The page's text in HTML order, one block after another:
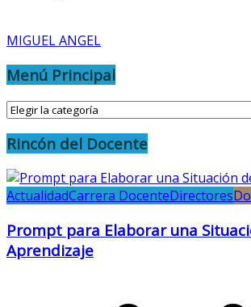
MIGUEL ANGEL
Menú Principal
Menú
Rincón del Docente
ActualidadCarrera DocenteDirectores
Prompt para Elaborar una
Aprendizaje